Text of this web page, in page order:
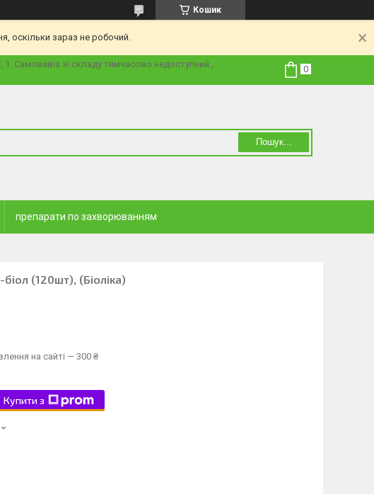
Кошик
оскільки зараз не робочий.
1. Самовивіз зі складу тимчасово недоступний.,
Пошук...
препарати по захворюванням
(120шт), (Біоліка)
на сайті — 300 ₴
Купити з